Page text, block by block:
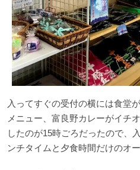
入ってすぐの受付の横には食堂
メニュー、富良野カレーがイチ
したのが15時ごろだったので、
ンチタイムと夕食時間だけのオ